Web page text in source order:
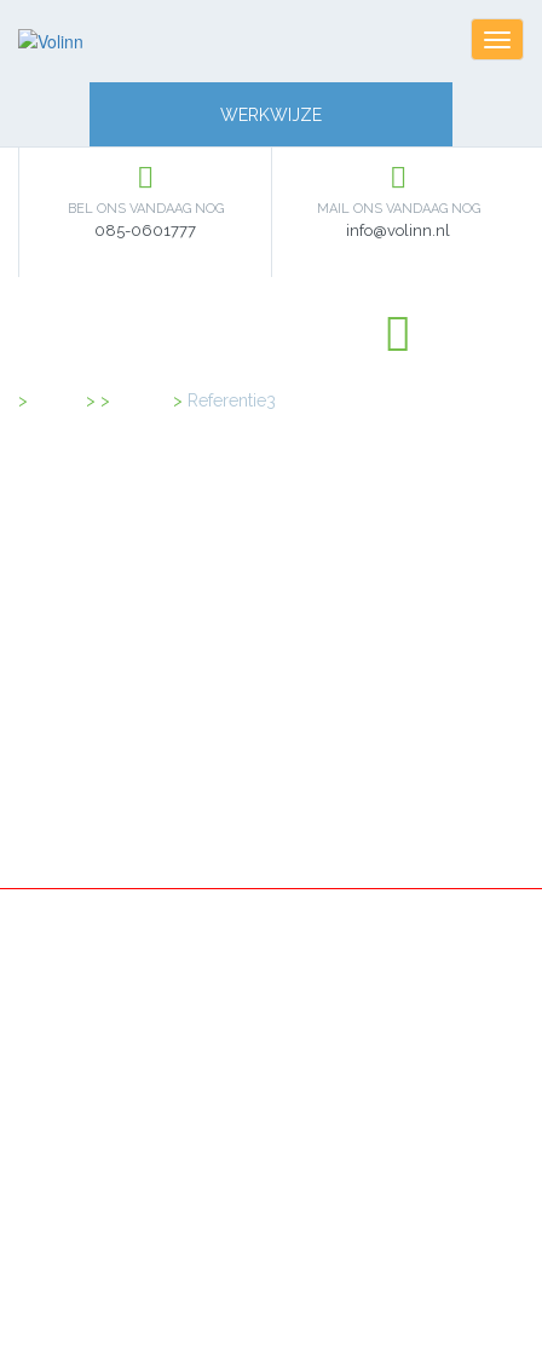
WERKWIJZE
MAIL ONS VANDAAG NOG
info@volinn.nl
BEL ONS VANDAAG NOG
085-0601777
> > Referentie3